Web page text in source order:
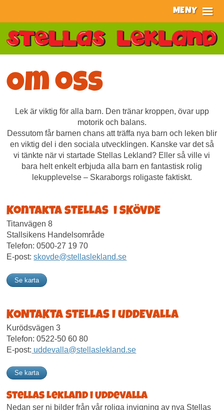
MENY
HEM
AKTIVITETER
BILDER
KALAS
MAT & DRYCK
INFÖR BESÖKET
OM OSS
Om oss
Lek är viktig för alla barn. Den tränar kroppen, övar upp
motorik och balans.
Dessutom får barnen chans att träffa nya barn och leken blir
en viktig del i den sociala utvecklingen. Kanske var det så
vi tänkte när vi startade Stellas Lekland? Eller så ville vi
bara helt enkelt erbjuda alla barn en fantastisk rolig
lekupplevelse – Skaraborgs roligaste faktiskt.
Kontakta sTELLAS i SKÖVDE
Titanvägen 8
Stallsikens Handelsområde
Telefon: 0500-27 19 70
E-post:skovde@stellaslekland.se
Se karta
KONTAKTA sTELLAS I uDDEVALLA
Kurödsvägen 3
Telefon: 0522-50 60 80
E-post: uddevalla@stellaslekland.se
Se karta
Stellas Lekland i Uddevalla
Nedan ser ni bilder från vår roliga invigning av nya Stellas